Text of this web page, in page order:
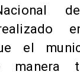
el
manera